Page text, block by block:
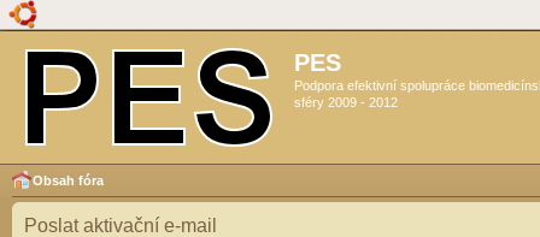
PES
Podpora efektivní spolupráce
sféry 2009 - 2012
Obsah fóra
Poslat aktivační e-mail